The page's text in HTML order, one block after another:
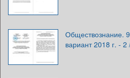
Обществознание.
вариант 2018 г. - 2